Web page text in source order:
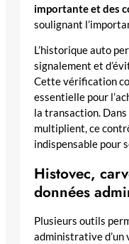
importante et des
soulignant
L’historique auto
signalement et
Cette vérification
essentielle pour
la transaction. Dans
multiplient, ce
indispensable pour
Histovec,
données
Plusieurs outils
administrative d’un